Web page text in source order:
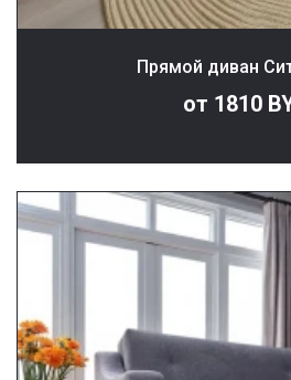
Прямой диван
от 1810